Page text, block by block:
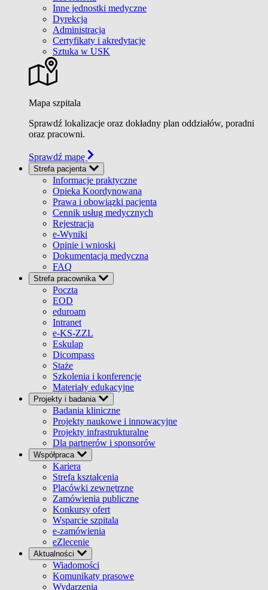
Inne jednostki medyczne
Dyrekcja
Administracja
Certyfikaty i akredytacje
Sztuka w USK
Mapa szpitala
Sprawdź lokalizacje oraz dokładny plan oddziałów, poradni
oraz pracowni.
Sprawdź mapę
Strefa pacjenta
Informacje praktyczne
Opieka Koordynowana
Prawa i obowiązki pacjenta
Cennik usług medycznych
Rejestracja
e-Wyniki
Opinie i wnioski
Dokumentacja medyczna
FAQ
Strefa pracownika
Poczta
EOD
eduroam
Intranet
e-KS-ZZL
Eskulap
Dicompass
Staże
Szkolenia i konferencje
Materiały edukacyjne
Projekty i badania
Badania kliniczne
Projekty naukowe i innowacyjne
Projekty infrastrukturalne
Dla partnerów i sponsorów
Współpraca
Kariera
Strefa kształcenia
Placówki zewnętrzne
Zamówienia publiczne
Konkursy ofert
Wsparcie szpitala
e-zamówienia
eZlecenie
Aktualności
Wiadomości
Komunikaty prasowe
Wydarzenia